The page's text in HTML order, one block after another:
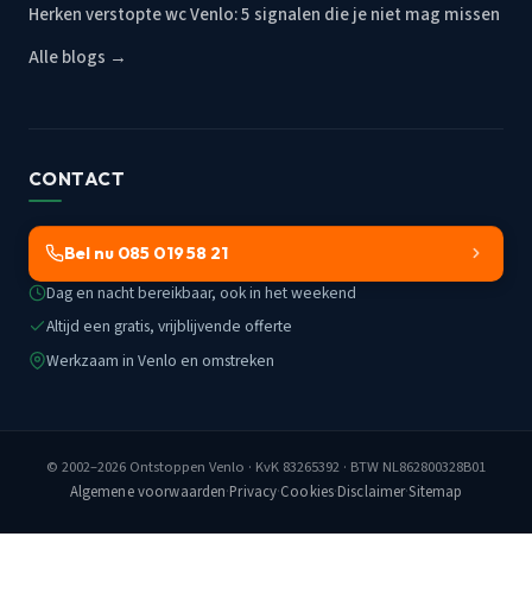
Herken verstopte wc Venlo: 5 signalen die je niet mag missen
Alle blogs →
CONTACT
Bel nu 085 019 58 21
Dag en nacht bereikbaar, ook in het weekend
Altijd een gratis, vrijblijvende offerte
Werkzaam in Venlo en omstreken
© 2002–2026 Ontstoppen Venlo · KvK 83265392 · BTW NL862800328B01
Algemene voorwaarden·Privacy·Cookies·Disclaimer·Sitemap